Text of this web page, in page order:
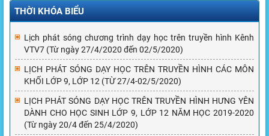
THỜI KHÓA BIỂU
Lịch phát sóng chương trình dạy học trên truyền hình Kênh
VTV7 (Từ ngày 27/4/2020 đến 02/5/2020)
LỊCH PHÁT SÓNG DẠY HỌC TRÊN TRUYỀN HÌNH CÁC MÔN
KHỐI LỚP 9, LỚP 12 (TỪ 27/4-02/5/2020)
LỊCH PHÁT SÓNG DẠY HỌC TRÊN TRUYỀN HÌNH HƯNG YÊN
DÀNH CHO HỌC SINH LỚP 9, LỚP 12 NĂM HỌC 2019-2020
(Từ ngày 20/4 đến 25/4/2020)